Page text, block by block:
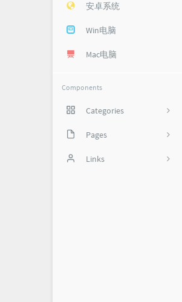
安卓系统
Win电脑
Mac电脑
Components
Categories
35
网络技巧
实用软件
Pages
备份页
Links